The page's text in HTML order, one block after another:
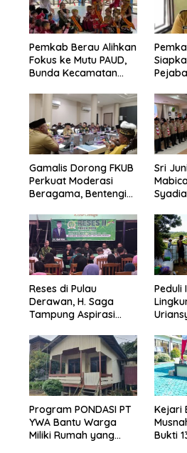
Pemkab Berau Alihkan
Fokus ke Mutu PAUD,
Bunda Kecamatan
Pengawasan
Diisi
Gamalis Dorong FKUB
Perkuat Moderasi
Beragama, Bentengi
Pemecah Persatuan
Sri
Berau
Reses di Pulau
Derawan, H. Saga
Tampung Aspirasi
Masyarakat Bijak
Sikapi Efisiensi
Anggaran
Peduli
Jalan
Program PONDASI PT
YWA Bantu Warga
Miliki Rumah yang
Kejari
Bukti